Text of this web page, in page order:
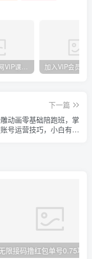
官方正品 全网VIP课程 无损下载~
下一篇
动画零基础陪跑班，掌
号运营技巧，小白有电